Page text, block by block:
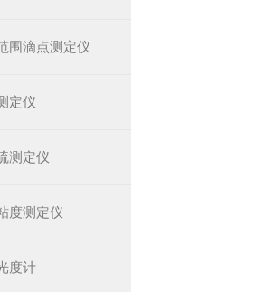
围滴点测定仪
定仪
测定仪
度测定仪
度计